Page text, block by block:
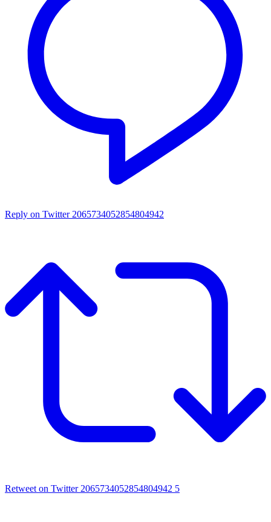
Reply on Twitter 2065734052854804942
Retweet on Twitter 2065734052854804942 5